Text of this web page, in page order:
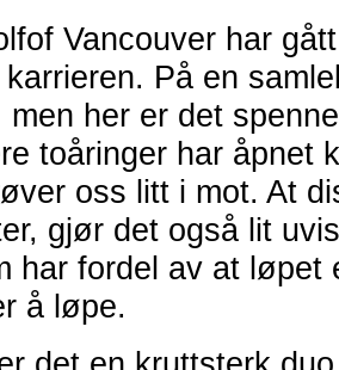
Vancouver har
På en
her er det
toåringer har åpnet
oss litt i mot. At
gjør det også lit
har fordel av at løpet
å løpe.